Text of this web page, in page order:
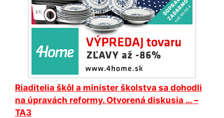
Riaditelia škôl a minister školstva sa dohodli
na úpravách reformy. Otvorená diskusia … –
TA3